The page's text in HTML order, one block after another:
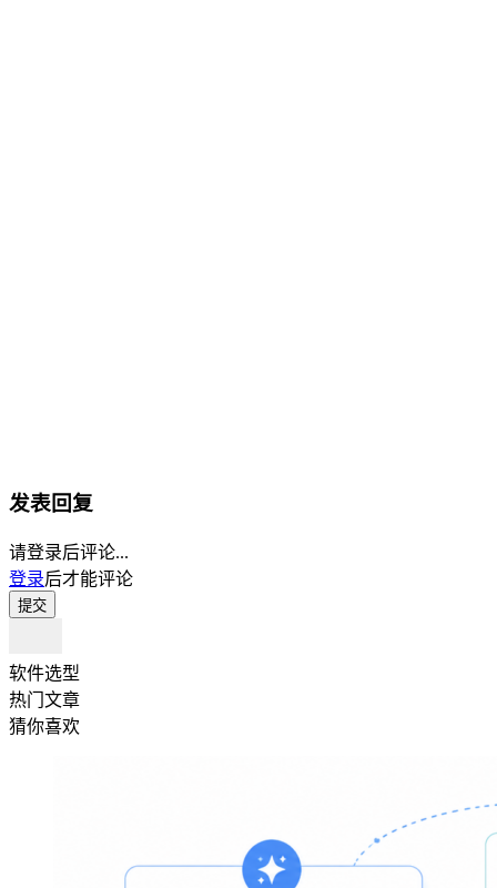
发表回复
请登录后评论...
登录后才能评论
提交
软件选型
热门文章
猜你喜欢